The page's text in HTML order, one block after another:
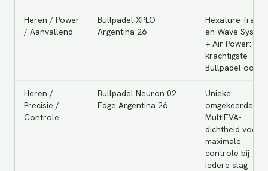
Heren / Power
/ Aanvallend
Bullpadel XPLO
Argentina 26
Hexature-frame
en Wave System
+ Air Power: het
krachtigste
Bullpadel ooit
Heren /
Precisie /
Controle
Bullpadel Neuron 02
Edge Argentina 26
Unieke
omgekeerde
MultiEVA-
dichtheid voor
maximale
controle bij
iedere slag